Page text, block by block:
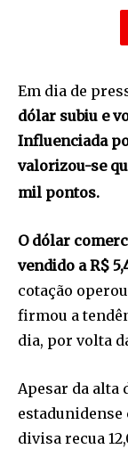
Em dia de
dólar subiu e
Influenciada
valorizou-se
mil pontos.
O dólar
vendido a R$
cotação
firmou a
dia, por volta
Apesar da alta
estadunidense
divisa recua